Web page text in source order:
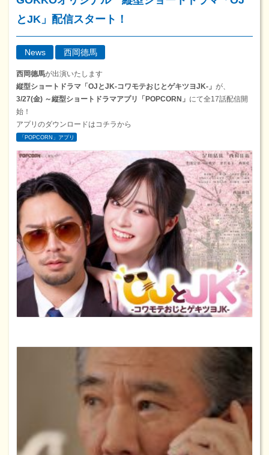
とJK」配信スタート！
News 西岡德馬
西岡德馬が出演いたします
縦型ショートドラマ「OJとJK-コワモテおじとゲキツヨJK-」 が、
3/27(金) ～縦型ショートドラマアプリ「POPCORN」 にて全17話配信開
始！
アプリのダウンロードはコチラから
「POPCORN」アプリ